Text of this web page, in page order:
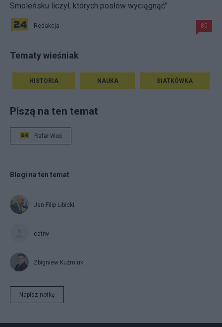
Smoleńsku liczył, których posłów wyciągnąć"
Redakcja 85
Tematy wieśniak
HISTORIA NAUKA SIATKÓWKA
Piszą na ten temat
Rafał Woś
Blogi na ten temat
Jan Filip Libicki
catrw
Zbigniew Kuźmiuk
Napisz notkę